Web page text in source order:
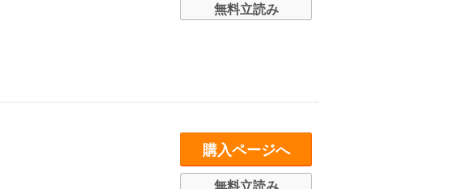
無料立読み
購入ページへ
無料立読み